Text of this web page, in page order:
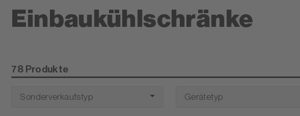
Einbaukühlschränke
78 Produkte
Sonderverkaufstyp Gerätetyp